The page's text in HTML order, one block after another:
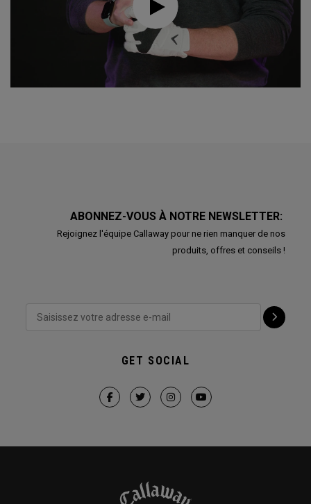
ABONNEZ-VOUS À NOTRE NEWSLETTER:
Rejoignez l'équipe Callaway pour ne rien manquer de nos
produits, offres et conseils !
GET SOCIAL